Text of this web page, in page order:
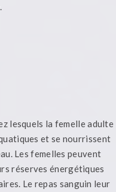
lesquels la femelle adulte
et se nourrissent
Les femelles peuvent
réserves énergétiques
Le repas sanguin leur